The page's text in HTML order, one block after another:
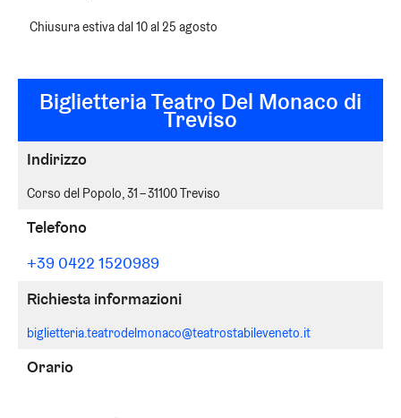
Chiusura estiva dal10al 25 agosto
Biglietteria Teatro Del Monaco di
Treviso
Indirizzo
Corso del Popolo, 31 – 31100 Treviso
Telefono
+39 0422 1520989
Richiesta informazioni
biglietteria.teatrodelmonaco@teatrostabileveneto.it
Orario